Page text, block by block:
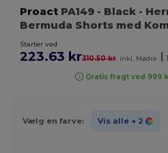
Proact PA149 - Black -
Bermuda Shorts med
Starter ved
223.63 kr310.50 kr inkl. Mødre
Gratis fragt ved 999
Vælg en farve: Vis alle + 2